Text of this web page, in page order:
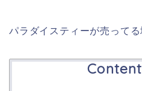
パラダイスティーが売ってる